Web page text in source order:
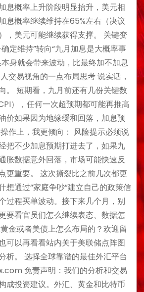
息概率上升阶段明显抬升，美元相
息概率继续维持在65%左右（决议
，美元可能继续获得支撑。 关键变
定维持”转向“九月加息是大概率事
身就会带来波动，比最终加不加息
交易视角的一点布局思考 说实话，
。 短期看，九月前还有几份关键数
），任何一次超预期都可能再推高
价如果因为地缘缓和回落，加息预
作上，我更倾向： 风险提示必须说
把不少加息预期打进去了，如果九
胀数据意外回落，市场可能快速反
更重要。 这次撕裂比之前几次都更
想通过“家庭争吵”建立自己的政策信
过程买单波动。接下来几个月，别
要看官员们怎么继续表态、数据怎
金或者美债上怎么布局的？欢迎留
可以再看看站内关于美联储点阵图
析。 选择全球靠谱的最佳外汇平台
免责声明：我们的分析和交易
成投资建议。外汇、黄金和比特币